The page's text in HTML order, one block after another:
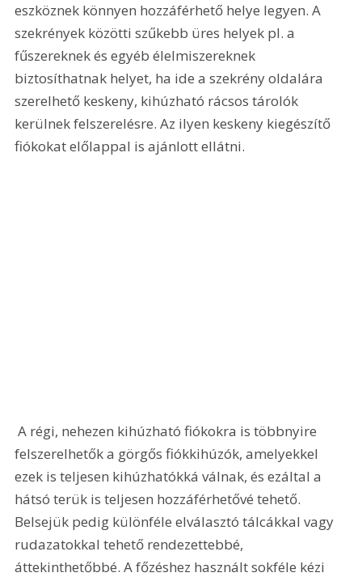
eszköznek könnyen hozzáférhető helye legyen. A
szekrények közötti szűkebb üres helyek pl. a
fűszereknek és egyéb élelmiszereknek
biztosíthatnak helyet, ha ide a szekrény oldalára
szerelhető keskeny, kihúzható rácsos tárolók
kerülnek felszerelésre. Az ilyen keskeny kiegészítő
fiókokat előlappal is ajánlott ellátni.
A régi, nehezen kihúzható fiókokra is többnyire
felszerelhetők a görgős fiókkihúzók, amelyekkel
ezek is teljesen kihúzhatókká válnak, és ezáltal a
hátsó terük is teljesen hozzáférhetővé tehető.
Belsejük pedig különféle elválasztó tálcákkal vagy
rudazatokkal tehető rendezettebbé,
áttekinthetőbbé. A főzéshez használt sokféle kézi